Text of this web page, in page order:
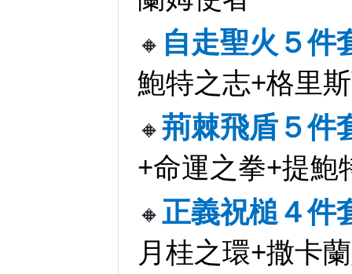
🔸 自走聖火５件
鮑特之志+格里
🔸荊棘飛盾５件
+命運之拳+提鮑
🔸正義祝槌４件
月桂之環+撒卡